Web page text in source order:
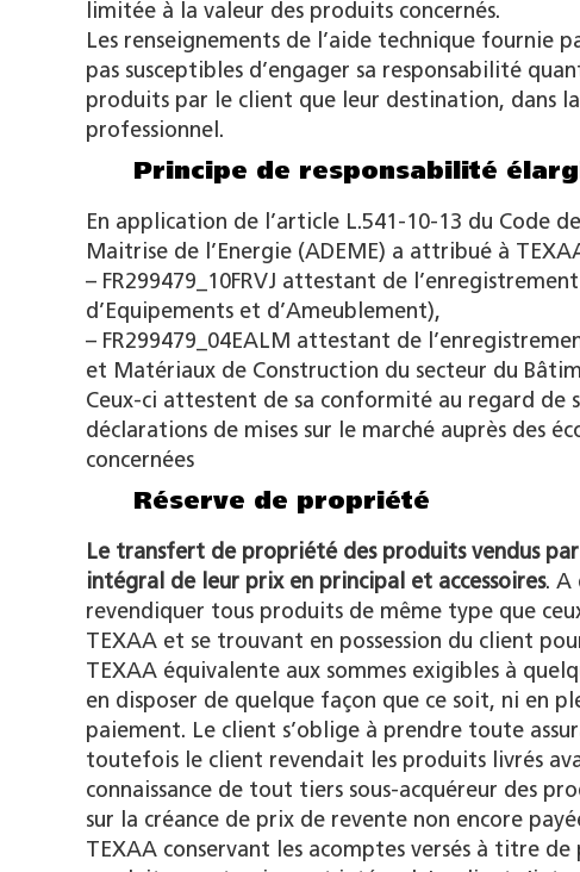
limitée à la valeur des produits concernés.
Les renseignements de l’aide technique fournie
pas susceptibles d’engager sa responsabilité
produits par le client que leur destination, dans
professionnel.
Principe de responsabilité
En application de l’article L.541-10-13 du Code
Maitrise de l’Energie (ADEME) a attribué à
– FR299479_10FRVJ attestant de
d’Equipements et d’Ameublement),
– FR299479_04EALM attestant de
et Matériaux de Construction du secteur du
Ceux-ci attestent de sa conformité au regard de
déclarations de mises sur le marché auprès des
concernées
Réserve de propriété
Le transfert de propriété des produits vendus
intégral de leur prix en principal et accessoires. A
revendiquer tous produits de même type que
TEXAA et se trouvant en possession du client
TEXAA équivalente aux sommes exigibles à
en disposer de quelque façon que ce soit, ni en
paiement. Le client s’oblige à prendre toute
toutefois le client revendait les produits livrés
connaissance de tout tiers sous-acquéreur des
sur la créance de prix de revente non encore
TEXAA conservant les acomptes versés à titre